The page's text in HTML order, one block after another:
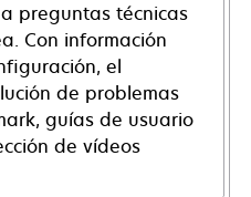
preguntas técnicas
Con información
el
de problemas
guías de usuario
de vídeos